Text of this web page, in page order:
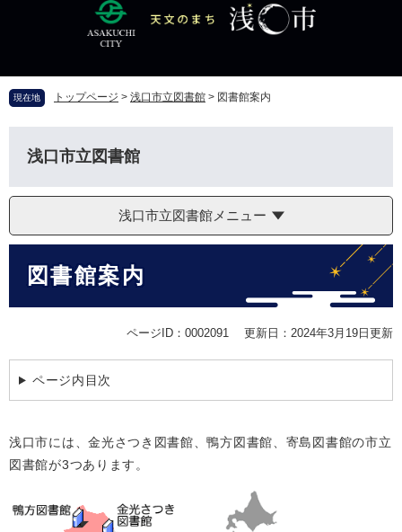
頭
飛
文
現在地 トップページ > 浅口市立図書館 > 図書館案内
浅口市立図書館
浅口市立図書館メニュー
図書館案内
ページID：0002091 更新日：2024年3月19日更新
ページ内目次
浅口市には、金光さつき図書館、鴨方図書館、寄島図書館の市立
図書館が3つあります。